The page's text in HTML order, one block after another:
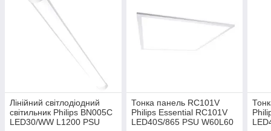
Лінійний світлодіодний
світильник Philips BN005C
LED30/WW L1200 PSU
Тонка панель RC101V
Philips Essential RC101V
LED40S/865 PSU W60L60